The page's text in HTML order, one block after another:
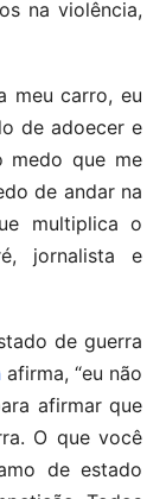
na violência,
meu carro, eu
de adoecer e
medo que me
de andar na
multiplica o
jornalista e
de guerra
afirma, “eu não
afirmar que
O que você
de estado